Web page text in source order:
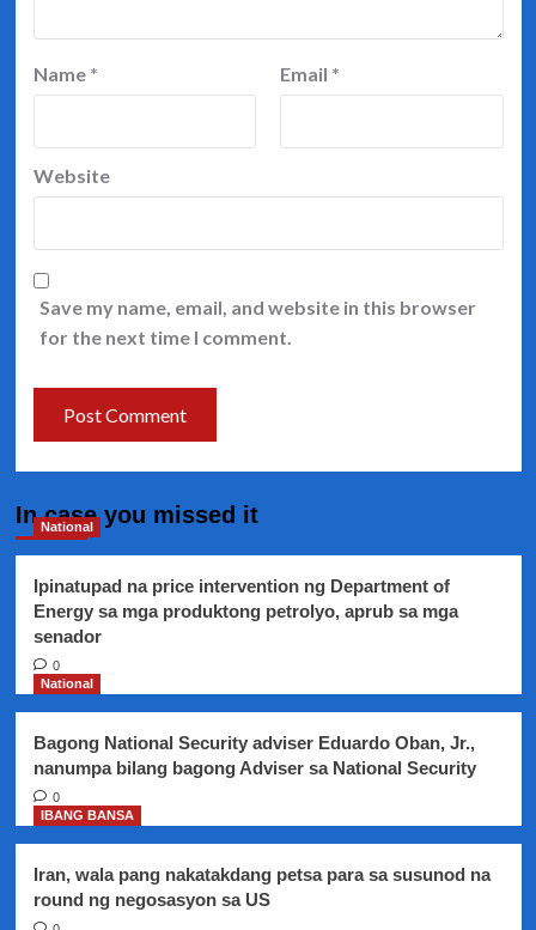
Name * Email *
Website
Save my name, email, and website in this browser
for the next time I comment.
In case you missed it
National
Ipinatupad na price intervention ng Department of
Energy sa mga produktong petrolyo, aprub sa mga
senador
0
National
Bagong National Security adviser Eduardo Oban, Jr.,
nanumpa bilang bagong Adviser sa National Security
0
IBANG BANSA
Iran, wala pang nakatakdang petsa para sa susunod na
round ng negosasyon sa US